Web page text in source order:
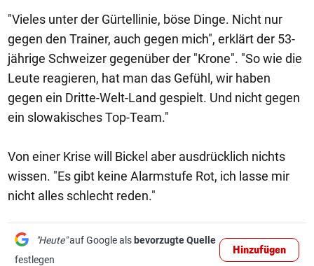
"Vieles unter der Gürtellinie, böse Dinge. Nicht nur
gegen den Trainer, auch gegen mich", erklärt der 53-
jährige Schweizer gegenüber der "Krone". "So wie die
Leute reagieren, hat man das Gefühl, wir haben
gegen ein Dritte-Welt-Land gespielt. Und nicht gegen
ein slowakisches Top-Team."
Von einer Krise will Bickel aber ausdrücklich nichts
wissen. "Es gibt keine Alarmstufe Rot, ich lasse mir
nicht alles schlecht reden."
"Heute"auf Google als bevorzugte Quelle
festlegen
Hinzufügen